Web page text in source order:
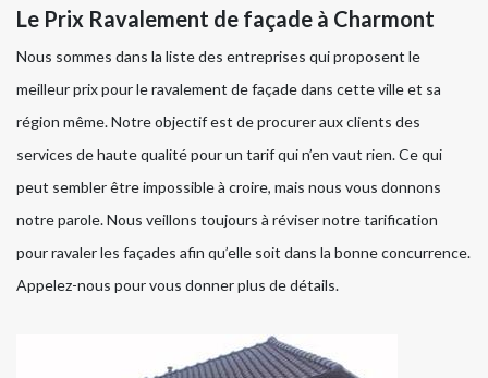
Le Prix Ravalement de façade à Charmont
Nous sommes dans la liste des entreprises qui proposent le
meilleur prix pour le ravalement de façade dans cette ville et sa
région même. Notre objectif est de procurer aux clients des
services de haute qualité pour un tarif qui n’en vaut rien. Ce qui
peut sembler être impossible à croire, mais nous vous donnons
notre parole. Nous veillons toujours à réviser notre tarification
pour ravaler les façades afin qu’elle soit dans la bonne concurrence.
Appelez-nous pour vous donner plus de détails.